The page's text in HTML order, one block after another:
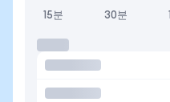
15분 30분